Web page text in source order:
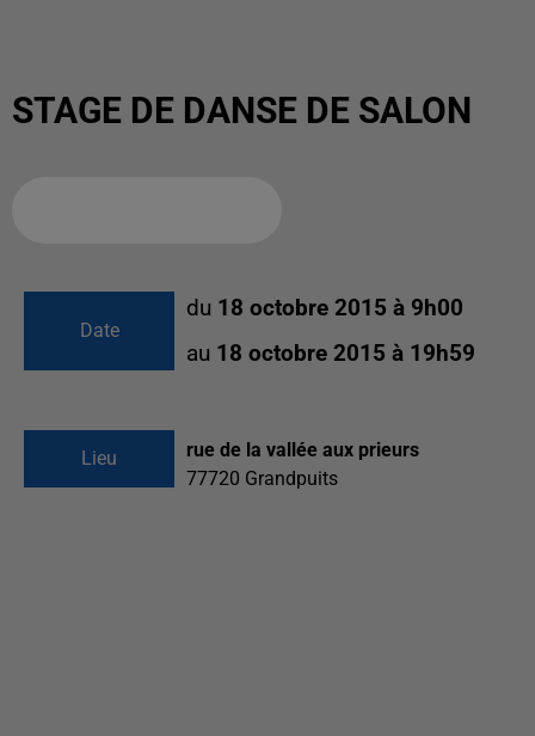
STAGE DE DANSE DE SALON
Date
du 18 octobre 2015 à 9h00
au 18 octobre 2015 à 19h59
Lieu
rue de la vallée aux prieurs
77720 Grandpuits